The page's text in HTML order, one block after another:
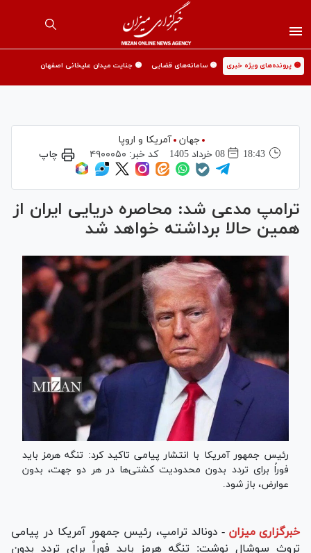
🟡 پرونده‌های ویژه خبری 🟡 سامانه‌های قضایی 🟡 جنایت میدان علیخانی اصفهان
جهان
آمریکا و اروپا
18:43
08 خرداد 1405 کد خبر: ۴۹۰۰۰۵۰ چاپ
ترامپ مدعی شد: محاصره دریایی ایران از
همین حالا برداشته خواهد شد
رئیس جمهور آمریکا با انتشار پیامی تاکید کرد: تنگه هرمز باید
فوراً برای تردد بدون محدودیت کشتی‌ها در هر دو جهت، بدون
عوارض، باز شود.
خبرگزاری میزان - دونالد ترامپ، رئیس جمهور آمریکا در پیامی
تروث سوشال نوشت: تنگه هرمز باید فوراً برای تردد بدون